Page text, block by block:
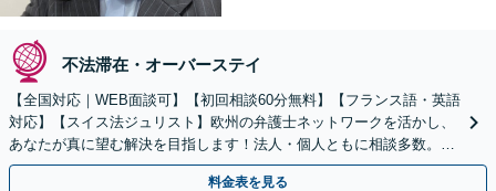
不法滞在・オーバーステイ
【全国対応｜WEB面談可】【初回相談60分無料】【フランス語・英語
対応】【スイス法ジュリスト】欧州の弁護士ネットワークを活かし、
あなたが真に望む解決を目指します！法人・個人ともに相談多数。細
やかな連絡と粘り強い交渉を徹底【休日・夜間相談可】
料金表を見る